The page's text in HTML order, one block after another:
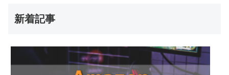
新着記事